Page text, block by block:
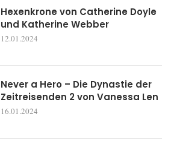
Hexenkrone von Catherine Doyle
und Katherine Webber
12.01.2024
Never a Hero – Die Dynastie der
Zeitreisenden 2 von Vanessa Len
16.01.2024